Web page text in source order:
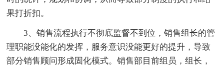
果打折扣。
3、销售流程执行不彻底监督不到位，销售组长的管
理职能没能化的发挥，服务意识没能更好的提升，导致
部分销售顾问形成固化模式。销售部目前组员，组长，